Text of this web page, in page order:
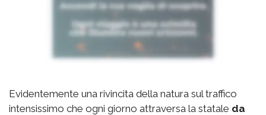
Evidentemente una rivincita della natura sul traffico
intensissimo che ogni giorno attraversa la statale da